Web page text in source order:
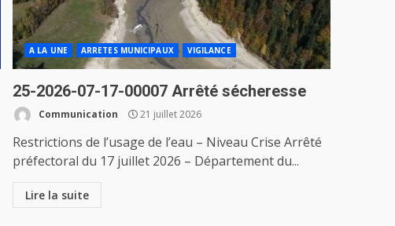
A LA UNE ARRETES MUNICIPAUX VIGILANCE
25-2026-07-17-00007 Arrêté sécheresse
Communication 21 juillet 2026
Restrictions de l’usage de l’eau – Niveau Crise Arrêté
préfectoral du 17 juillet 2026 – Département du...
Lire la suite